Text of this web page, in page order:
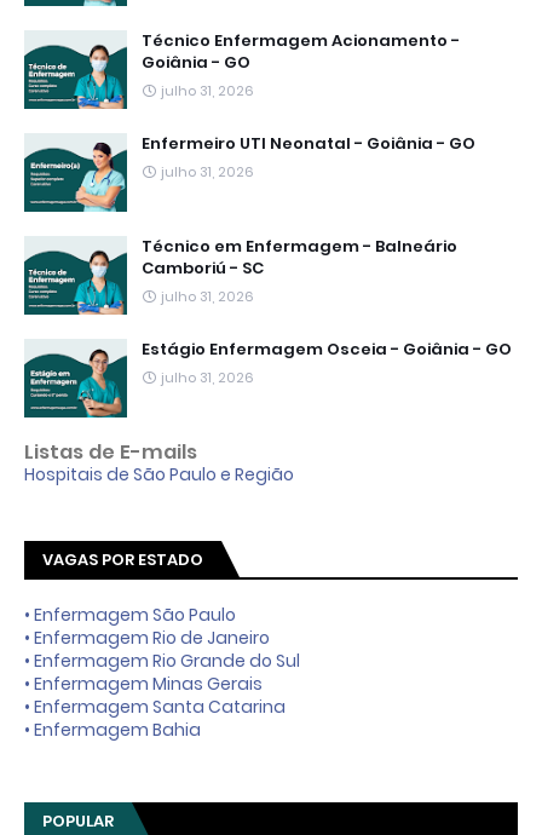
Técnico Enfermagem Acionamento -
Goiânia - GO
julho 31, 2026
Enfermeiro UTI Neonatal - Goiânia - GO
julho 31, 2026
Técnico em Enfermagem - Balneário
Camboriú - SC
julho 31, 2026
Estágio Enfermagem Osceia - Goiânia - GO
julho 31, 2026
Listas de E-mails
Hospitais de São Paulo e Região
VAGAS POR ESTADO
• Enfermagem São Paulo
• Enfermagem Rio de Janeiro
• Enfermagem Rio Grande do Sul
• Enfermagem Minas Gerais
• Enfermagem Santa Catarina
• Enfermagem Bahia
POPULAR